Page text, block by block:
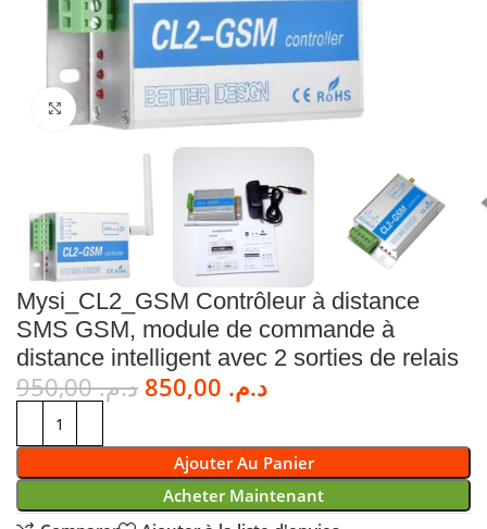
Cliquez pour agrandir
Mysi_CL2_GSM Contrôleur à distance
SMS GSM, module de commande à
distance intelligent avec 2 sorties de relais
د.م.950,00 د.م.
Ajouter Au Panier
Acheter Maintenant